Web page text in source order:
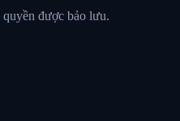
được bảo lưu.